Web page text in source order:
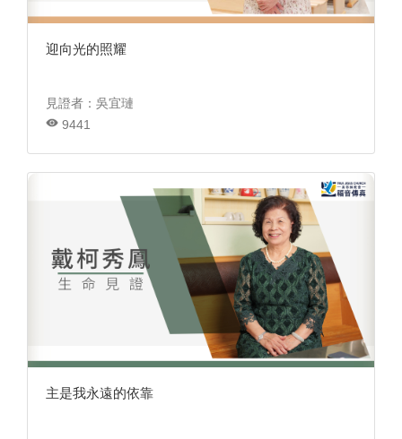
迎向光的照耀
見證者：吳宜璉
9441
主是我永遠的依靠